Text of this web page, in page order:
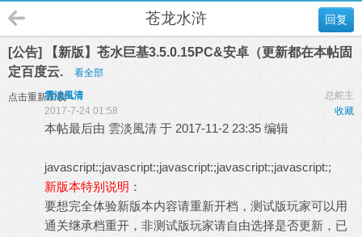
回复
苍龙水浒
[公告] 【新版】苍水巨基3.5.0.15PC&安卓（更新都在本帖固
定百度云.
看全部
点击重新加载 总舵主
雲淡風清
收藏
2017-7-24 01:58
本帖最后由 雲淡風清 于 2017-11-2 23:35 编辑
javascript:;javascript:;javascript:;javascript:;javascript:;
新版本特别说明 ：
要想完全体验新版本内容请重新开档，测试版玩家可以用
通关继承档重开，非测试版玩家请自由选择是否更新，已